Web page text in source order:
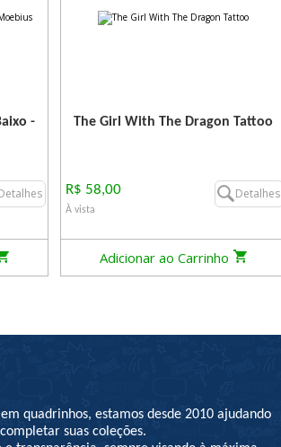
-
The Girl With The Dragon Tattoo
R$ 58,00
À vista
Detalhes
Adicionar ao Carrinho
quadrinhos, estamos desde 2010 ajudando
suas coleções.